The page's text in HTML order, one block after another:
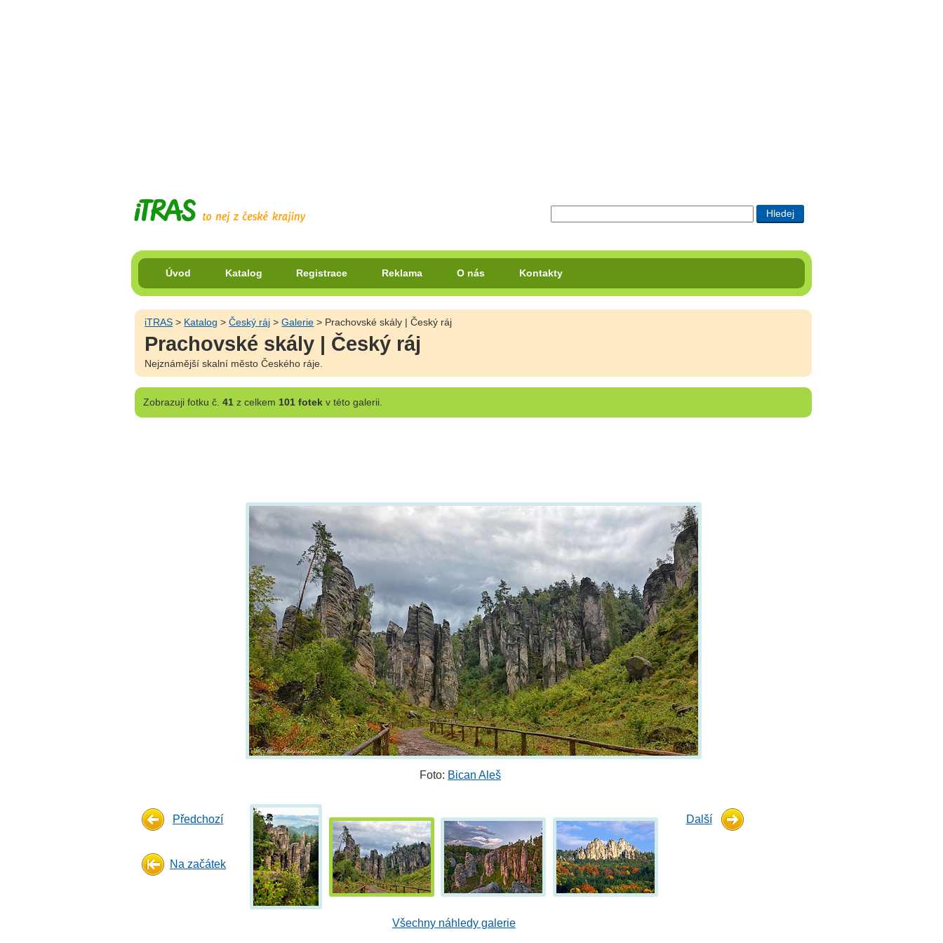
Úvod Katalog Registrace Reklama O nás Kontakty
iTRAS > Katalog >Český ráj >Galerie > Prachovské skály | Český ráj
Prachovské skály | Český ráj
Nejznámější skalní město Českého ráje.
Zobrazujifotku č. 41z celkem 101 fotekv této galerii.
Foto: Bican Aleš
Předchozí
Na začátek
Všechny náhledy galerie
Další